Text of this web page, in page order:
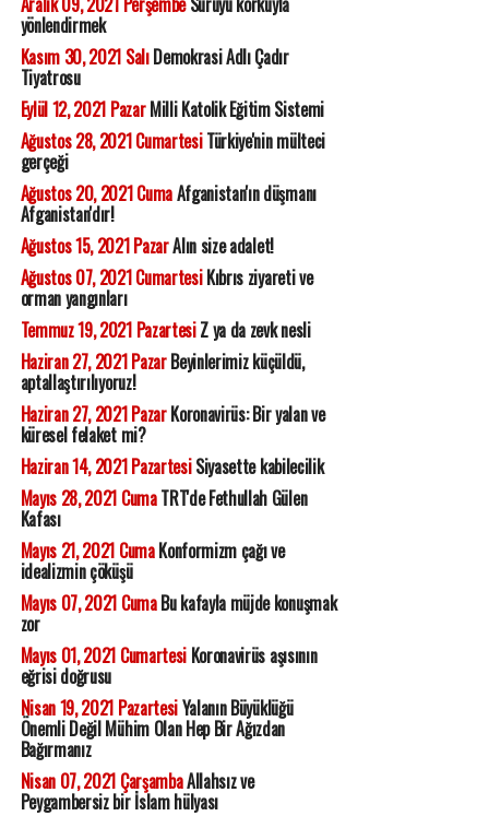
yönlendirmek
Kasım 30, 2021 SalıDemokrasi Adlı Çadır
Tiyatrosu
Eylül 12, 2021 PazarMilli Katolik Eğitim Sistemi
Ağustos 28, 2021 CumartesiTürkiye'nin mülteci
gerçeği
Ağustos 20, 2021 CumaAfganistan'ın düşmanı
Afganistan'dır!
Ağustos 15, 2021 PazarAlın size adalet!
Ağustos 07, 2021 CumartesiKıbrıs ziyareti ve
orman yangınları
Temmuz 19, 2021 PazartesiZ ya da zevk nesli
Haziran 27, 2021 PazarBeyinlerimiz küçüldü,
aptallaştırılıyoruz!
Haziran 27, 2021 PazarKoronavirüs: Bir yalan ve
küresel felaket mi?
Haziran 14, 2021 PazartesiSiyasette kabilecilik
Mayıs 28, 2021 CumaTRT'de Fethullah Gülen
Kafası
Mayıs 21, 2021 CumaKonformizm çağı ve
idealizmin çöküşü
Mayıs 07, 2021 CumaBu kafayla müjde konuşmak
zor
Mayıs 01, 2021 CumartesiKoronavirüs aşısının
eğrisi doğrusu
Nisan 19, 2021 PazartesiYalanın Büyüklüğü
Önemli Değil Mühim Olan Hep Bir Ağızdan
Bağırmanız
Nisan 07, 2021 ÇarşambaAllahsız ve
Peygambersiz bir İslam hülyası